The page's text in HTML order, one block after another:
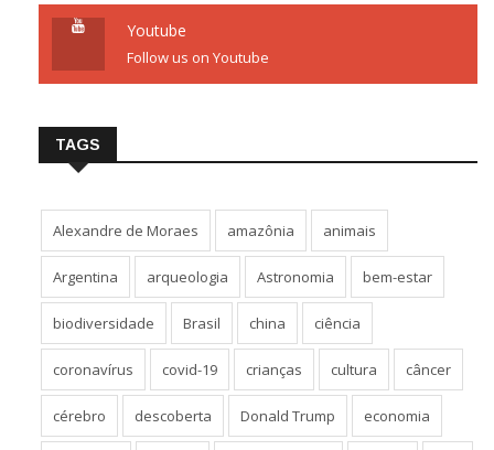
Youtube
Follow us on Youtube
TAGS
Alexandre de Moraes amazônia animais
Argentina arqueologia Astronomia bem-estar
biodiversidade Brasil china ciência
coronavírus covid-19 crianças cultura câncer
cérebro descoberta Donald Trump economia